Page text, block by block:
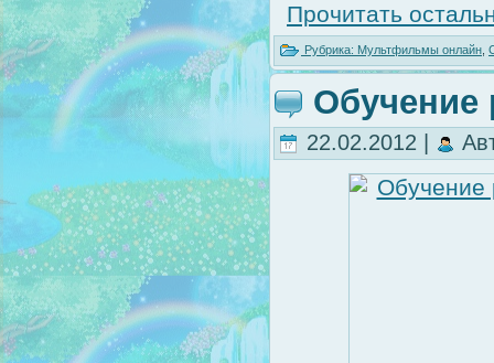
Прочитать
Рубрика: Мультфильмы онлайн
Обучение
22.02.2012 |